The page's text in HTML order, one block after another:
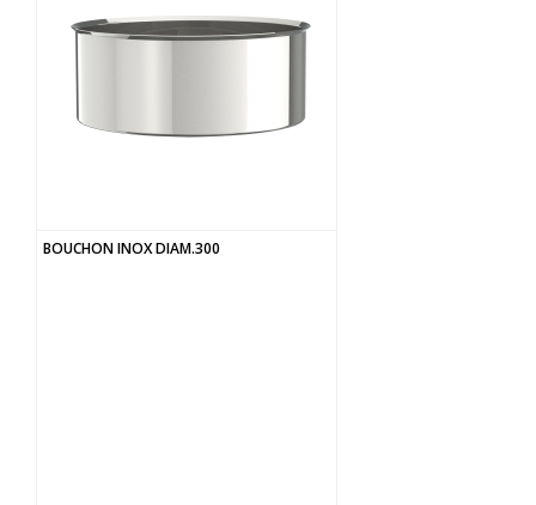
BOUCHON INOX DIAM.300